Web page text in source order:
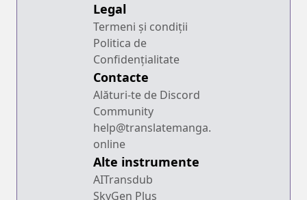
Legal
Termeni și condiții
Politica de
Confidențialitate
Contacte
Alături-te de Discord
Community
help@translatemanga.
online
Alte instrumente
AITransdub
SkyGen Plus